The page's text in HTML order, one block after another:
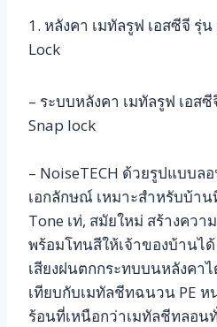
1. หลังคา เมทัลรูฟ เอสซีจี รุ่
Lock
– ระบบหลังคา เมทัลรูฟ เอส
Snap lock
– NoiseTECH ด้วยรูปแบบล
เอกลักษณ์ เหมาะสำหรับบ้า
Tone เท่, สมัยใหม่ สร้างคว
พร้อมโทนสีให้เจ้าของบ้านไ
เสียงฝนตกกระทบบนหลังคา
เทียบกับเมทัลชีทฉนวน PE
ร้อนที่เหนือกว่าเมทัลชีทลอน